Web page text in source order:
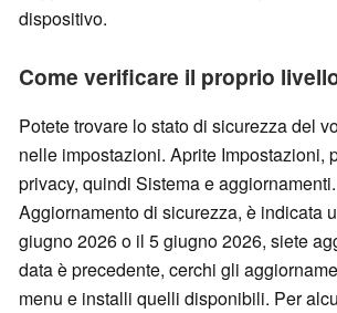
dispositivo.
Come verificare il proprio
Potete trovare lo stato di sicurezza del
nelle impostazioni. Aprite Impostazioni,
privacy, quindi Sistema e
Aggiornamento di sicurezza, è indicata
giugno 2026 o il 5 giugno 2026, siete
data è precedente, cerchi gli
menu e installi quelli disponibili. Per